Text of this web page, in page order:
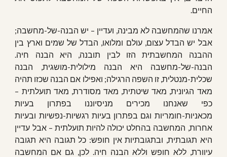
החיים.
אמרנו שהמחשבה לא מבינה, ועדיין – יש הבנה-של-מחשבה;
אבל יש הבדל עצום, עולם ומלואו, הבדל של שמים וארץ בין
ההבנה המחשבתית הזו לבין תובנה, היא הבנה חיה.
הבנה-של-מחשבה היא הבנה מילולית-מושגית, הבנה
שכלית-מנטלית, זו השפה הרגילה; ואפילו אם הבנה שכזו תהיה
מאד הגיונית, מאד שיטתית, מאד מסודרת, מאד תועלתית –
כפי שאנחנו מכירים מניסיוננו בפתרון בעיות
מכאניות-חומריות וגם בפתרון בעיות רגשיות-נפשיות ובעיות
אחרות, המחשבה בהחלט יכולה להיות תועלתית – אבל עדיין
היא תגובתית, ובתגובתיות אין חופש: כל תגובה היא תגובה
עיוורת, ללא חופש וללא הבנה חיה. לכן, גם אם המחשבה